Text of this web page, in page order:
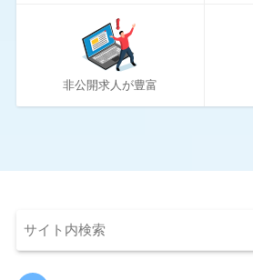
女性しごと応援テラス
社内SE転職ナビ
非公開求人が豊富